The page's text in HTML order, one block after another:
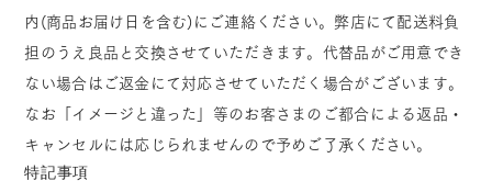
内(商品お届け日を含む)にご連絡ください。弊店にて配送料負
担のうえ良品と交換させていただきます。代替品がご用意でき
ない場合はご返金にて対応させていただく場合がございます。
なお「イメージと違った」等のお客さまのご都合による返品・
キャンセルには応じられませんので予めご了承ください。
特記事項